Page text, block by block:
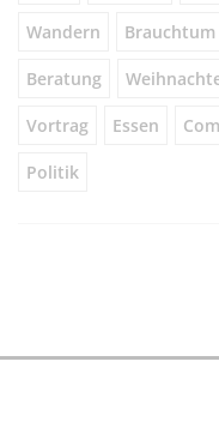
Wandern Brauchtum
Beratung
Vortrag Essen
Politik